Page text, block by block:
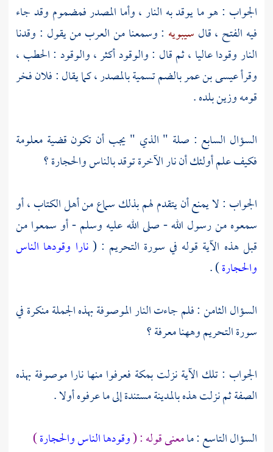
الجواب : هو ما يوقد به النار ، وأما المصدر فمضموم وقد جاء
فيه الفتح ، قال سيبويه : وسمعنا من العرب من يقول : وقدنا
النار وقودا عاليا ، ثم قال : والوقود أكثر ، والوقود : الحطب ،
وقرأعيسى بن عمربالضم تسمية بالمصدر ، كما يقال : فلان فخر
قومه وزين بلده .
السؤال السابع : صلة " الذي " يجب أن تكون قضية معلومة
فكيف علم أولئك أن نار الآخرة توقد بالناس والحجارة ؟
الجواب : لا يمنع أن يتقدم لهم بذلك سماع من أهل الكتاب ، أو
سمعوه من رسول الله - صلى الله عليه وسلم - أو سمعوا من
قبل هذه الآية قوله في سورة التحريم : (نارا وقودها الناس
والحجارة) .
السؤال الثامن : فلم جاءت النار الموصوفة بهذه الجملة منكرة في
سورة التحريم وههنا معرفة ؟
الجواب : تلك الآية نزلتبمكة فعرفوا منها نارا موصوفة بهذه
الصفة ثم نزلت هذهبالمدينةمستندة إلى ما عرفوه أولا .
السؤال التاسع : مامعنى قوله : (وقودها الناس والحجارة)